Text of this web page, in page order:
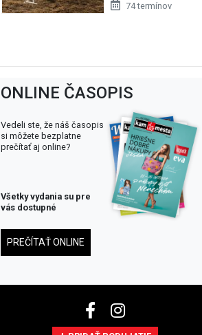
74 termínov
ONLINE ČASOPIS
Vedeli ste, že náš časopis
si môžete bezplatne
prečítať aj online?
Všetky vydania su pre
vás dostupné
PREČÍTAŤ ONLINE